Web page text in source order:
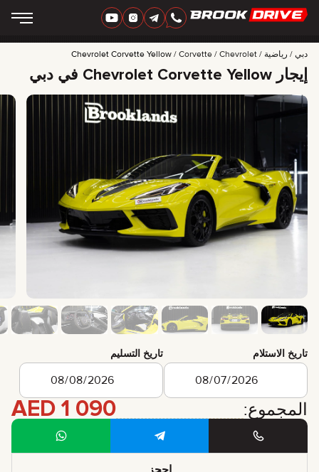
‏العربية‏
ماركات
مدة الإيجار
أفضل العروض
CERTIFICATES
التقييمات
جهات الاتصال
شراكة
اِسْتَأْجِرْ لِتُمْلِكَ
+ 971 52 193 88 88
+ 7 925 283 88 88
دبي رياضية Chevrolet
Corvette
Chevrolet Corvette Yellow
إيجار Chevrolet Corvette Yellow في دبي
تاريخ الاستلام تاريخ التسليم
المجموع: AED 1 090